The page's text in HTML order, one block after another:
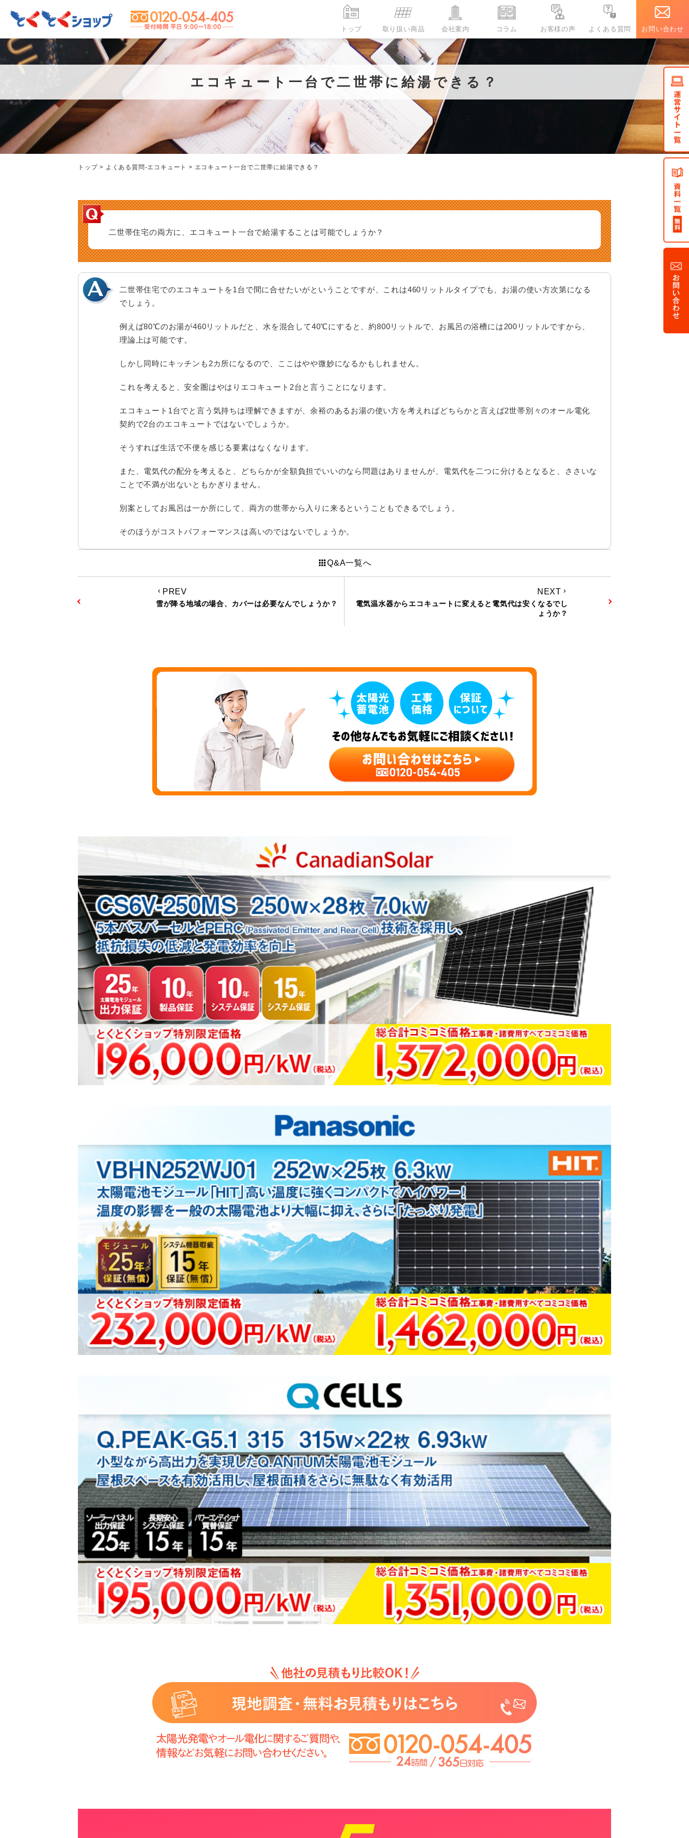
トップ 取り扱い商品
太陽光
取り扱い商品一覧
太陽光発電のメリット
太陽光発電のしくみ
保証
お問い合わせ
太陽光タイムカプセル
取り扱い商品一覧
取り扱い商品一覧
施工フロー
保証
お問い合わせ
会社案内
代表挨拶 ISO認証取得
個人情報保護方針 利用規約 和上クオリティ ホワイト企業認証
コラム
エコキュートコラム
2025年度エコキュート補助金の
2025事業は昨年度と何が変わ
蓄電池と太陽光発電は同時に設置
るメリットや安くする方法
エコキュートコラム
室外機の盗難被害が急増！？エコ
お客様の声
エコキュートお客様の声
【能登半島復興支援】エコキュー
いただきました M様
【能登半島復興支援】エコキュー
いただきました Y様
エコキュートお客様の声
【エコキュート】商品の導入のき
よくある質問
オール電化 蓄電池
架台
お問い合わせ
エコキュート一台で二世帯に給湯できる？
トップ> よくある質問-エコキュート > エコキュート一台で二世帯に給湯できる？
二世帯住宅の両方に、エコキュート一台で給湯することは可能でしょうか？
二世帯住宅でのエコキュートを1台で間に合せたいがということですが、これは460リットルタイプでも、お湯の使い方次第になる
でしょう。
例えば80℃のお湯が460リットルだと、水を混合して40℃にすると、約800リットルで、お風呂の浴槽には200リットルですから、
理論上は可能です。
しかし同時にキッチンも2カ所になるので、ここはやや微妙になるかもしれません。
これを考えると、安全圏はやはりエコキュート2台と言うことになります。
エコキュート1台でと言う気持ちは理解できますが、余裕のあるお湯の使い方を考えればどちらかと言えば2世帯別々のオール電化
契約で2台のエコキュートではないでしょうか。
そうすれば生活で不便を感じる要素はなくなります。
また、電気代の配分を考えると、どちらかが全額負担でいいのなら問題はありませんが、電気代を二つに分けるとなると、ささいな
ことで不満が出ないともかぎりません。
別案としてお風呂は一か所にして、両方の世帯から入りに来るということもできるでしょう。
そのほうがコストパフォーマンスは高いのではないでしょうか。
appsQ&A一覧へ
keyboard_arrow_left PREV
雪が降る地域の場合、カバーは必要なんでしょうか？
NEXT keyboard_arrow_right
電気温水器からエコキュートに変えると電気代は安くなるでし
ょうか？